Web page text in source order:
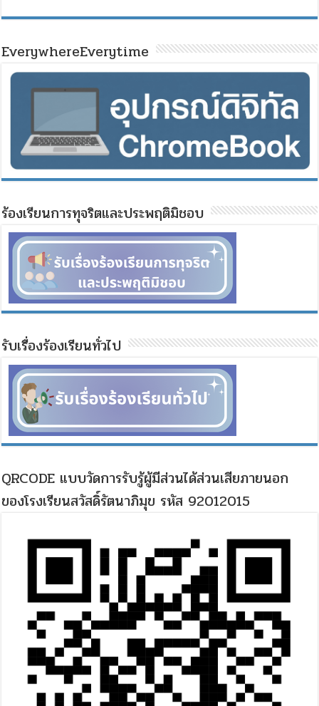
EverywhereEverytime
ร้องเรียนการทุจริตและประพฤติมิชอบ
รับเรื่องร้องเรียนทั่วไป
QRCODE แบบวัดการรับรู้ผู้มีส่วนได้ส่วนเสียภายนอก
ของโรงเรียนสวัสดิ์รัตนาภิมุข รหัส 92012015